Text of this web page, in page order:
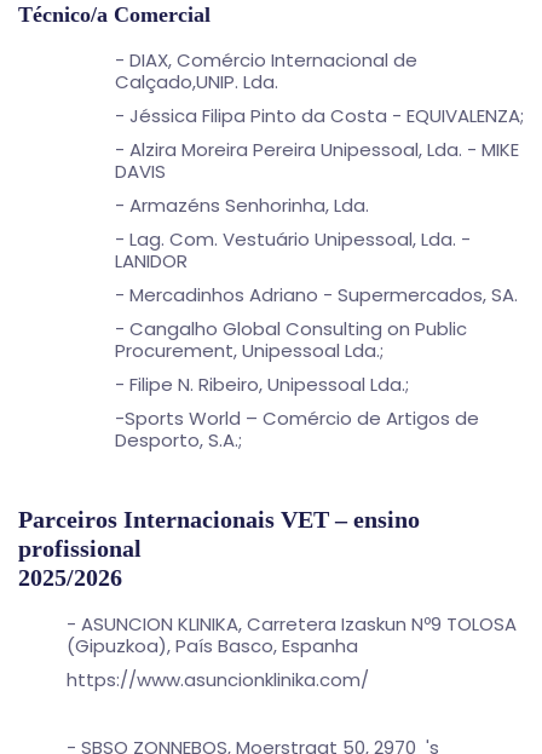
Técnico/a Comercial
- DIAX, Comércio Internacional de
Calçado,UNIP. Lda.
- Jéssica Filipa Pinto da Costa - EQUIVALENZA;
- Alzira Moreira Pereira Unipessoal, Lda. - MIKE
DAVIS
- Armazéns Senhorinha, Lda.
- Lag. Com. Vestuário Unipessoal, Lda. -
LANIDOR
- Mercadinhos Adriano - Supermercados, SA.
- Cangalho Global Consulting on Public
Procurement, Unipessoal Lda.;
- Filipe N. Ribeiro, Unipessoal Lda.;
-Sports World – Comércio de Artigos de
Desporto, S.A.;
Parceiros Internacionais VET – ensino
profissional
2025/2026
- ASUNCION KLINIKA, Carretera Izaskun Nº9 TOLOSA
(Gipuzkoa), País Basco, Espanha
https://www.asuncionklinika.com/
- SBSO ZONNEBOS, Moerstraat 50, 2970 's